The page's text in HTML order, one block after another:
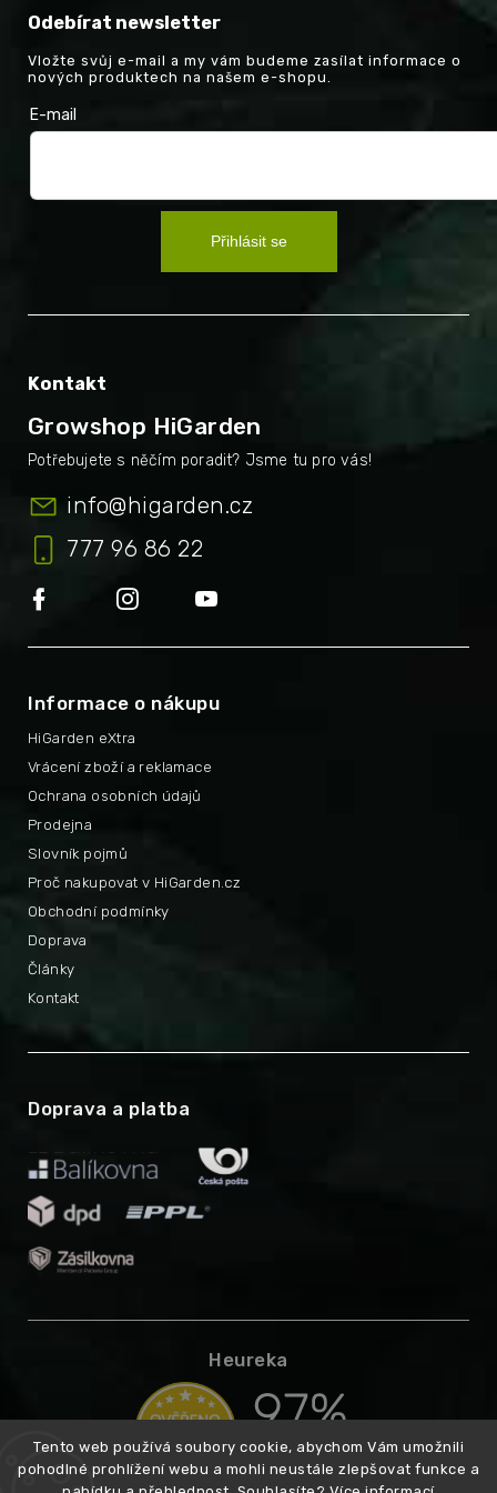
Tento web používá soubory cookie, abychom Vám umožnili
pohodlné prohlížení webu a mohli neustále zlepšovat funkce a
Odebírat newsletter
Vložte svůj e-mail a my vám budeme zasílat informace o
nových produktech na našem e-shopu.
E-mail
Přihlásit se
Kontakt
Growshop HiGarden
info@higarden.cz
777 96 86 22
Informace o nákupu
HiGarden eXtra
Proč nakupovat v HiGarden.cz
Vrácení zboží a reklamace
Obchodní podmínky
Ochrana osobních údajů
Doprava
Prodejna
Články
Slovník pojmů
Kontakt
Doprava a platba
Heureka